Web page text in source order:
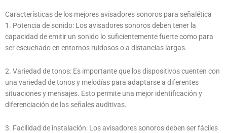
Características de los mejores avisadores sonoros para señalética
1. Potencia de sonido: Los avisadores sonoros deben tener la
capacidad de emitir un sonido lo suficientemente fuerte como para
ser escuchado en entornos ruidosos o a distancias largas.
2. Variedad de tonos: Es importante que los dispositivos cuenten con
una variedad de tonos y melodías para adaptarse a diferentes
situaciones y mensajes. Esto permite una mejor identificación y
diferenciación de las señales auditivas.
3. Facilidad de instalación: Los avisadores sonoros deben ser fáciles